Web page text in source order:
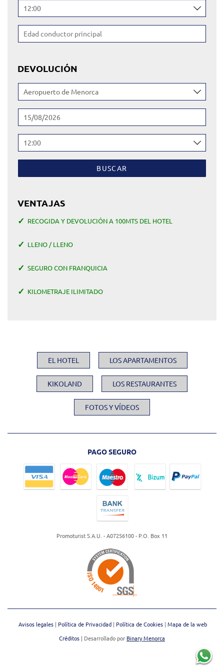
ATENCIÓN AL CLIENTE
SON BOU
DEVOLUCIÓN
BUSCAR
VENTAJAS
RECOGIDA Y DEVOLUCIÓN A 100MTS DEL HOTEL
LLENO / LLENO
SEGURO CON FRANQUICIA
KILOMETRAJE ILIMITADO
EL HOTEL LOS APARTAMENTOS
KIKOLAND LOS RESTAURANTES
FOTOS Y VÍDEOS
PAGO SEGURO
Promoturist S.A.U. - A07256100 - P.O. Box 11
Avisos legales Política de Privacidad Política de Cookies Mapa de la web
Créditos | Desarrollado por Binary Menorca